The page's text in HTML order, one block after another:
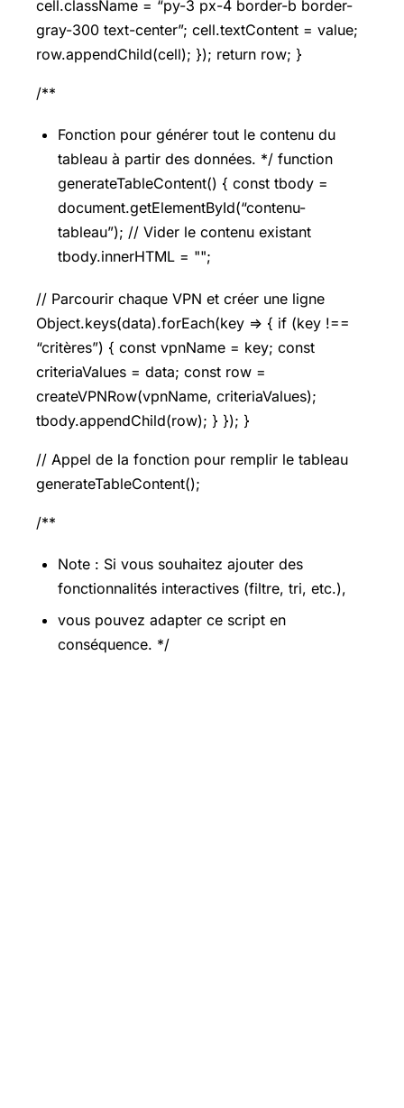
cell.className = “py-3 px-4 border-b border-
gray-300 text-center”; cell.textContent = value;
row.appendChild(cell); }); return row; }
/**
Fonction pour générer tout le contenu du
tableau à partir des données. */ function
generateTableContent() { const tbody =
document.getElementById(“contenu-
tableau”); // Vider le contenu existant
tbody.innerHTML = "";
// Parcourir chaque VPN et créer une ligne
Object.keys(data).forEach(key => { if (key !==
“critères”) { const vpnName = key; const
criteriaValues = data; const row =
createVPNRow(vpnName, criteriaValues);
tbody.appendChild(row); } }); }
// Appel de la fonction pour remplir le tableau
generateTableContent();
/**
Note : Si vous souhaitez ajouter des
fonctionnalités interactives (filtre, tri, etc.),
vous pouvez adapter ce script en
conséquence. */